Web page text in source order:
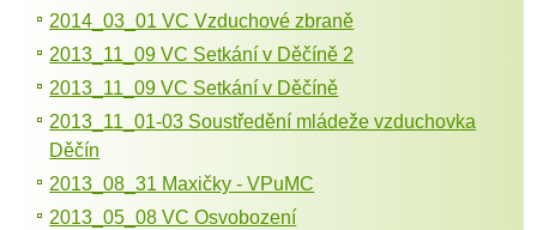
2014_03_01 VC Vzduchové zbraně
2013_11_09 VC Setkání v Děčíně 2
2013_11_09 VC Setkání v Děčíně
2013_11_01-03 Soustředění mládeže vzduchovka
Děčín
2013_08_31 Maxičky - VPuMC
2013_05_08 VC Osvobození